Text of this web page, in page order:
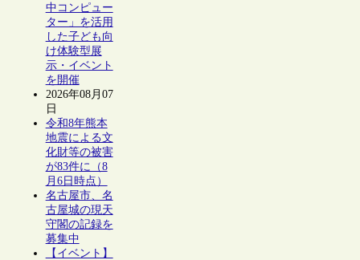
中コンピュー
ター」を活用
した子ども向
け体験型展
示・イベント
を開催
2026年08月07
日
令和8年熊本
地震による文
化財等の被害
が83件に（8
月6日時点）
名古屋市、名
古屋城の現天
守閣の記録を
募集中
【イベント】